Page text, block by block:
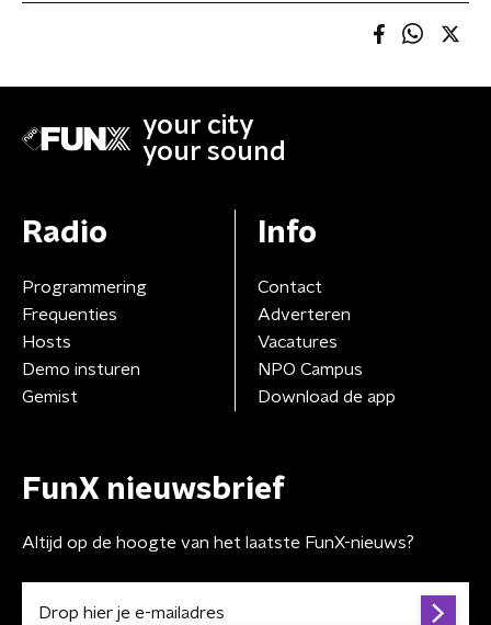
your city
your sound
Radio
Programmering
Frequenties
Hosts
Demo insturen
Gemist
Info
Contact
Adverteren
Vacatures
NPO Campus
Download de app
FunX nieuwsbrief
Altijd op de hoogte van het laatste FunX-nieuws?